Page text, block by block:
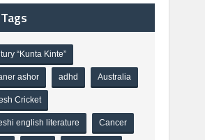
“Kunta Kinte”
ashor adhd Australia
Cricket
english literature Cancer